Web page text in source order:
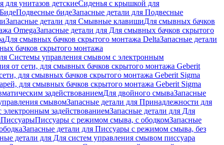
для унитазов детскиеСиденья с крышкой для
БидеПодвесные бидеЗапасные детали для Подвесные
Запасные детали для Смывные клавишиДля смывных бачков
OmegaЗапасные детали для Для смывных бачков скрытого
Для смывных бачков скрытого монтажа DeltaЗапасные детали
бачков скрытого монтажа
Системы управления смывом с электронным
от сети, для смывных бачков скрытого монтажа Geberit
для смывных бачков скрытого монтажа Geberit Sigma
для смывных бачков скрытого монтажа Geberit Sigma
задействованиемДля двойного смываЗапасные
смывомЗапасные детали для Принадлежности для
задействованиемЗапасные детали для Для
ПиссуарыПиссуары с режимом смыва, с ободкомЗапасные
Запасные детали для Писсуары с режимом смыва, без
детали для Для систем управления смывом писсуара